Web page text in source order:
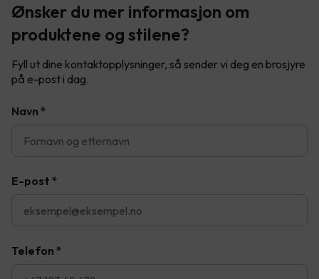
Ønsker du mer informasjon om
produktene og stilene?
Fyll ut dine kontaktopplysninger, så sender vi deg en brosjyre
på e-post i dag.
Navn *
E-post *
Telefon *